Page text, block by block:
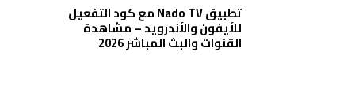
تطبيق Nado TV مع كود التفعيل
للأيفون والأندرويد – مشاهدة
القنوات والبث المباشر 2026